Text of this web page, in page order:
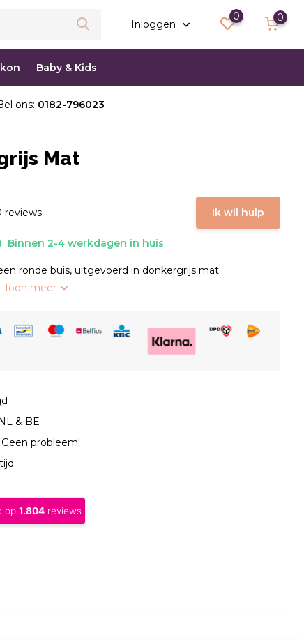
Inloggen
0 0
Baby & Kids
ons: 0182-796023
Mat
reviews Ik wil hulp
Binnen 2-4 werkdagen in huis
ronde buis, uitgevoerd in donkergrijs mat
Toon meer
& BE
probleem!